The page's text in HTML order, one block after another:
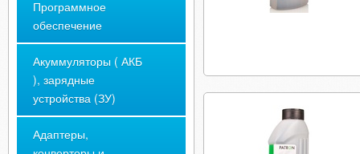
Программное
обеспечение
Акуммуляторы ( АКБ
), зарядные
устройства (ЗУ)
Адаптеры,